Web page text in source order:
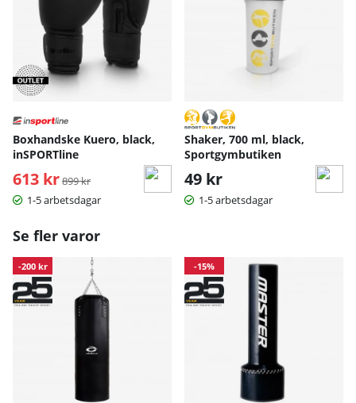
Ytan är lätt att rengöra och framtagen för att tåla svett,
friktion och upprepade träffar utan att spricka eller förlora
struktur.
Materialinformation:
Konstläder
Boxhandske Kuero, black,
inSPORTline
613 kr Ordinarie pris:
899 kr
1-5 arbetsdagar
Shaker, 700 ml, black,
Sportgymbutiken
49 kr
1-5 arbetsdagar
Se fler varor
-200 kr -15%